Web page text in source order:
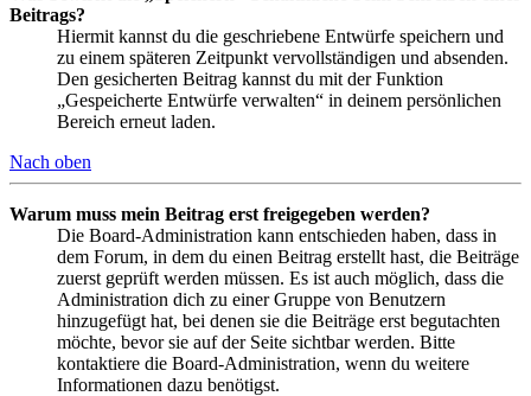
Beitrags?
Hiermit kannst du die geschriebene Entwürfe speichern und
zu einem späteren Zeitpunkt vervollständigen und absenden.
Den gesicherten Beitrag kannst du mit der Funktion
„Gespeicherte Entwürfe verwalten“ in deinem persönlichen
Bereich erneut laden.
Nach oben
Warum muss mein Beitrag erst freigegeben werden?
Die Board-Administration kann entschieden haben, dass in
dem Forum, in dem du einen Beitrag erstellt hast, die Beiträge
zuerst geprüft werden müssen. Es ist auch möglich, dass die
Administration dich zu einer Gruppe von Benutzern
hinzugefügt hat, bei denen sie die Beiträge erst begutachten
möchte, bevor sie auf der Seite sichtbar werden. Bitte
kontaktiere die Board-Administration, wenn du weitere
Informationen dazu benötigst.